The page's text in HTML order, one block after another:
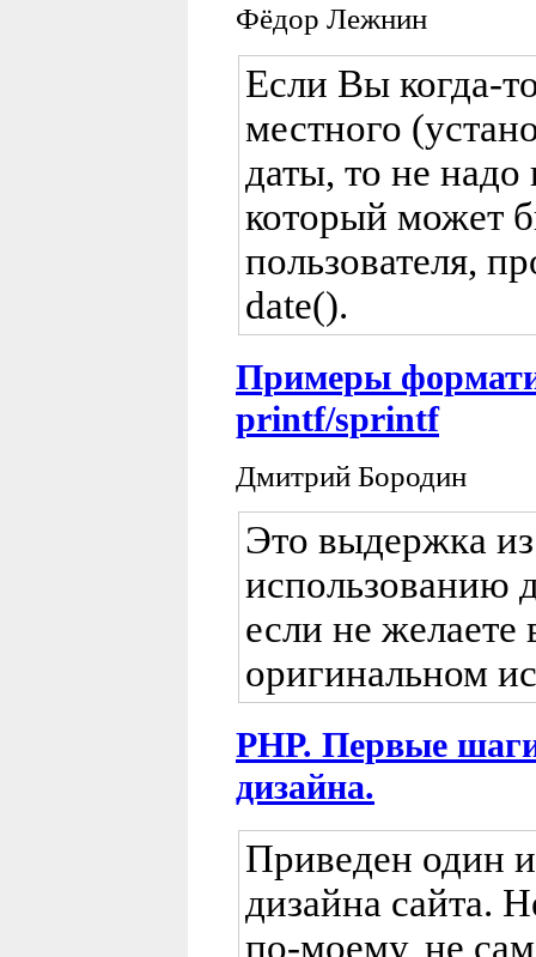
Фёдор Лежнин
Если Вы когда-
местного
даты, то не
который может
пользователя,
date().
Примеры
printf/sprintf
Дмитрий Бородин
Это выдержка
использованию
если не желаете
оригинальном
PHP. Первые
дизайна.
Приведен один
дизайна сайта.
по-моему, не